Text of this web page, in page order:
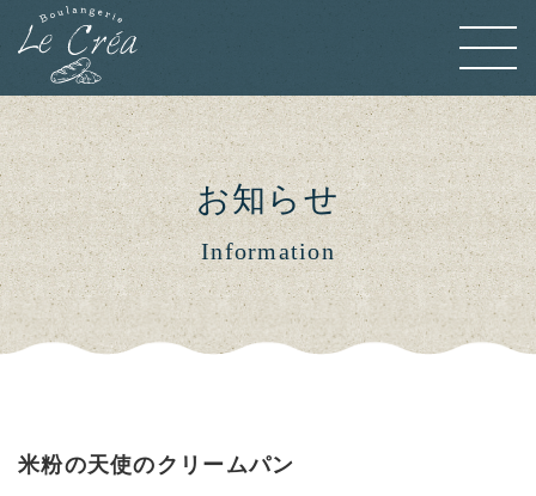
お知らせ
Information
米粉の天使のクリームパン